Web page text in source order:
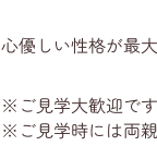
心優しい性格が最
※ご見学大歓迎です
※ご見学時には両